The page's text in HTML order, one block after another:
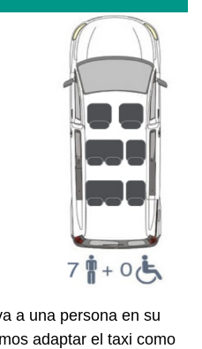
a una persona en su
adaptar el taxi como